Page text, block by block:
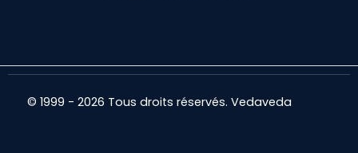
© 1999 - 2026 Tous droits réservés. Vedaveda